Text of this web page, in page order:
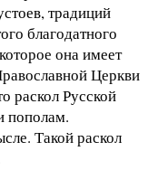
традиций
благодатного
она имеет
Церкви
раскол Русской
пополам.
Такой раскол